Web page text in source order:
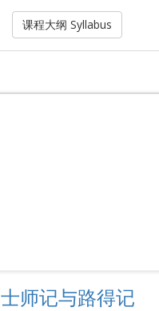
课程大纲 Syllabus
士师记与路得记